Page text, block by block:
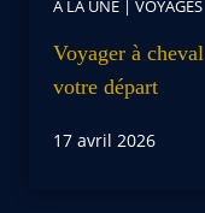
À LA UNE | VOYAGES
Voyager à
votre départ
17 avril 2026